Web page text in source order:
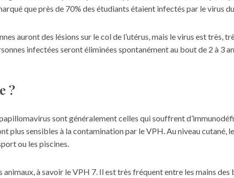
que près de 70% des étudiants étaient infectés par le virus
auront des lésions sur le col de l’utérus, mais le virus est
infectées seront éliminées spontanément au bout de 2 à 3
?
sont généralement celles qui souffrent
plus sensibles à la contamination par le VPH. Au niveau cutané,
ou les piscines.
à savoir le VPH 7. Il est très fréquent entre les mains